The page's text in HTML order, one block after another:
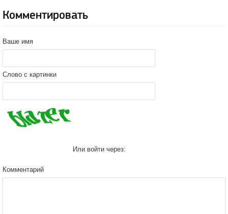
Комментировать
Ваше имя
Слово с картинки
Или войти через:
Комментарий